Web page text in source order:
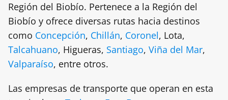
Región del Biobío. Pertenece a la Región del
Biobío y ofrece diversas rutas hacia destinos
como Concepción, Chillán, Coronel, Lota,
Talcahuano, Higueras, Santiago, Viña del Mar,
Valparaíso, entre otros.
Las empresas de transporte que operan en esta